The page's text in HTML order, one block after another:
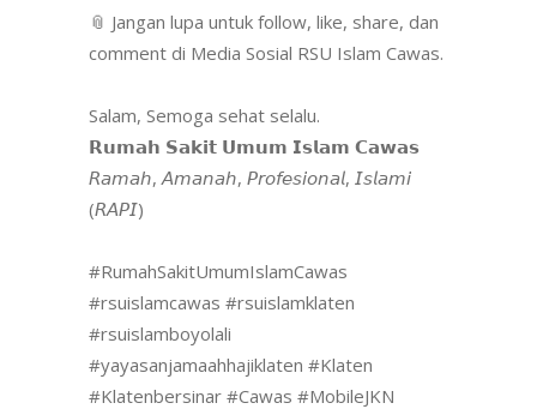
📎 Jangan lupa untuk follow, like, share, dan
comment di Media Sosial RSU Islam Cawas.
Salam, Semoga sehat selalu.
𝗥𝘂𝗺𝗮𝗵 𝗦𝗮𝗸𝗶𝘁 𝗨𝗺𝘂𝗺 𝗜𝘀𝗹𝗮𝗺 𝗖𝗮𝘄𝗮𝘀
𝘙𝘢𝘮𝘢𝘩, 𝘈𝘮𝘢𝘯𝘢𝘩, 𝘗𝘳𝘰𝘧𝘦𝘴𝘪𝘰𝘯𝘢𝘭, 𝘐𝘴𝘭𝘢𝘮𝘪
(𝘙𝘈𝘗𝘐)
#RumahSakitUmumIslamCawas
#rsuislamcawas #rsuislamklaten
#rsuislamboyolali
#yayasanjamaahhajiklaten #Klaten
#Klatenbersinar #Cawas #MobileJKN